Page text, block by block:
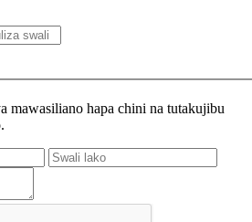
mawasiliano hapa chini na tutakujibu